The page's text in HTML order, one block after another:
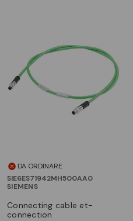
DA ORDINARE
SIE6ES71942MH500AA0
SIEMENS
connecting cable et-
connection